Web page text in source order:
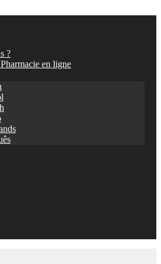
?
en ligne